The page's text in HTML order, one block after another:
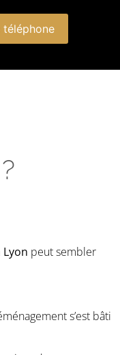
peut sembler
s’est bâti